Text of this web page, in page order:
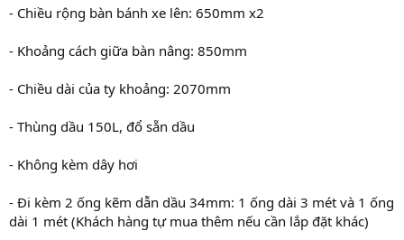
- Chiều rộng bàn bánh xe lên: 650mm x2
- Khoảng cách giữa bàn nâng: 850mm
- Chiều dài của ty khoảng: 2070mm
- Thùng dầu 150L, đổ sẵn dầu
- Không kèm dây hơi
- Đi kèm 2 ống kẽm dẫn dầu 34mm: 1 ống dài 3 mét và 1 ống
dài 1 mét (Khách hàng tự mua thêm nếu cần lắp đặt khác)